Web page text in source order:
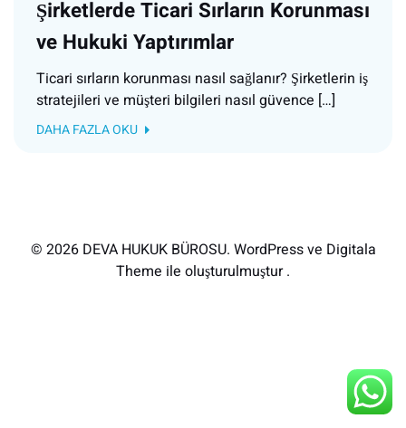
Şirketlerde Ticari Sırların Korunması
ve Hukuki Yaptırımlar
Ticari sırların korunması nasıl sağlanır? Şirketlerin iş
stratejileri ve müşteri bilgileri nasıl güvence […]
DAHA FAZLA OKU
© 2026 DEVA HUKUK BÜROSU. WordPress ve Digitala
Theme ile oluşturulmuştur .